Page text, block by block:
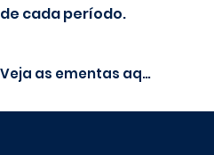
de cada período.
Veja as ementas aqui!